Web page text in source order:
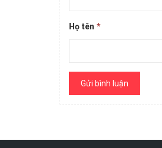
Họ tên *
Gửi bình luận